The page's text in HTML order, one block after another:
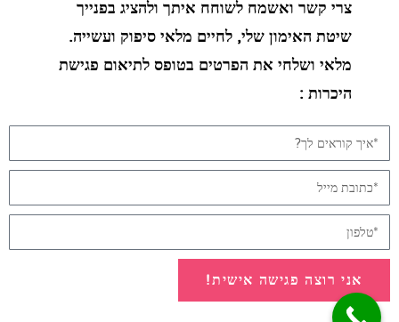
צרי קשר ואשמח לשוחח איתך ולהציג בפנייך
שיטת האימון שלי, לחיים מלאי סיפוק ועשייה.
מלאי ושלחי את הפרטים בטופס לתיאום פגישת
היכרות :
אני רוצה פגישה אישית!